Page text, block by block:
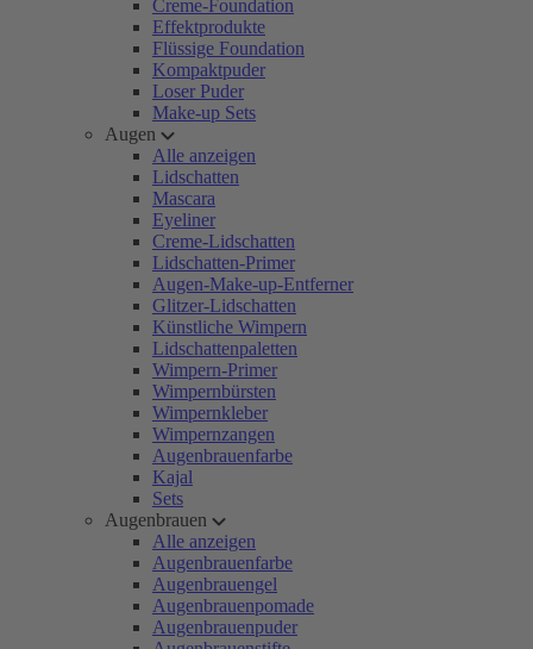
Creme-Foundation
Effektprodukte
Flüssige Foundation
Kompaktpuder
Loser Puder
Make-up Sets
Augen
Alle anzeigen
Lidschatten
Mascara
Eyeliner
Creme-Lidschatten
Lidschatten-Primer
Augen-Make-up-Entferner
Glitzer-Lidschatten
Künstliche Wimpern
Lidschattenpaletten
Wimpern-Primer
Wimpernbürsten
Wimpernkleber
Wimpernzangen
Augenbrauenfarbe
Kajal
Sets
Augenbrauen
Alle anzeigen
Augenbrauenfarbe
Augenbrauengel
Augenbrauenpomade
Augenbrauenpuder